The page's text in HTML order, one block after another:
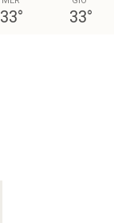
33° 33°